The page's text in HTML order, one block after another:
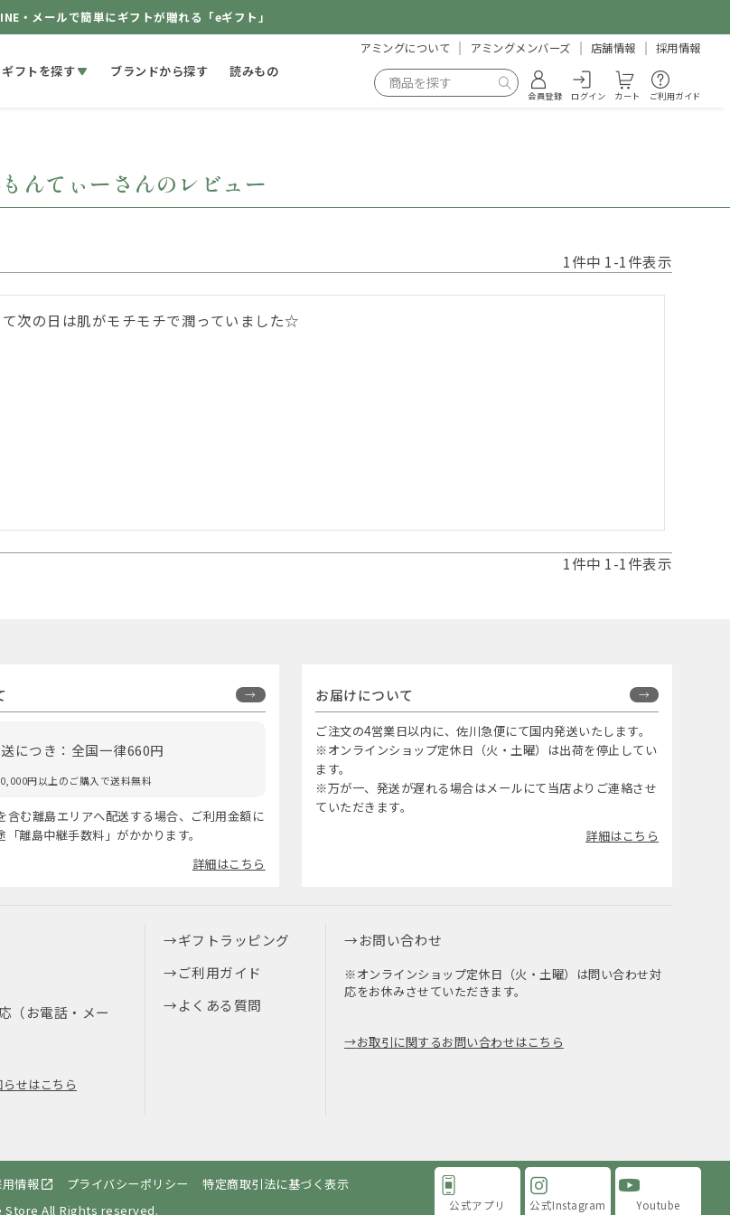
・メールで簡単にギフトが贈れる「eギフト」
ギフトを探す ブランドから探す 読みもの
アミングについて アミングメンバーズ 店舗情報 採用情報
会員登録 ログイン カート ご利用ガイド
んてぃーさんのレビュー
1件中 1-1件表示
次の日は肌がモチモチで潤っていました☆
1件中 1-1件表示
につき：全国一律660円
円以上のご購入で送料無料
含む離島エリアへ配送する場合、ご利用金額に
「離島中継手数料」がかかります。
詳細はこちら
お届けについて
ご注文の4営業日以内に、佐川急便にて国内発送いたします。
※オンラインショップ定休日（火・土曜）は出荷を停止してい
ます。
※万が一、発送が遅れる場合はメールにて当店よりご連絡させ
ていただきます。
詳細はこちら
（お電話・メー
せはこちら
ギフトラッピング
ご利用ガイド
よくある質問
お問い合わせ
※オンラインショップ定休日（火・土曜）は問い合わせ対
応をお休みさせていただきます。
お取引に関するお問い合わせはこちら
情報 プライバシーポリシー
特定商取引法に基づく表示
Store All Rights reserved. 公式アプリ 公式Instagram Youtube